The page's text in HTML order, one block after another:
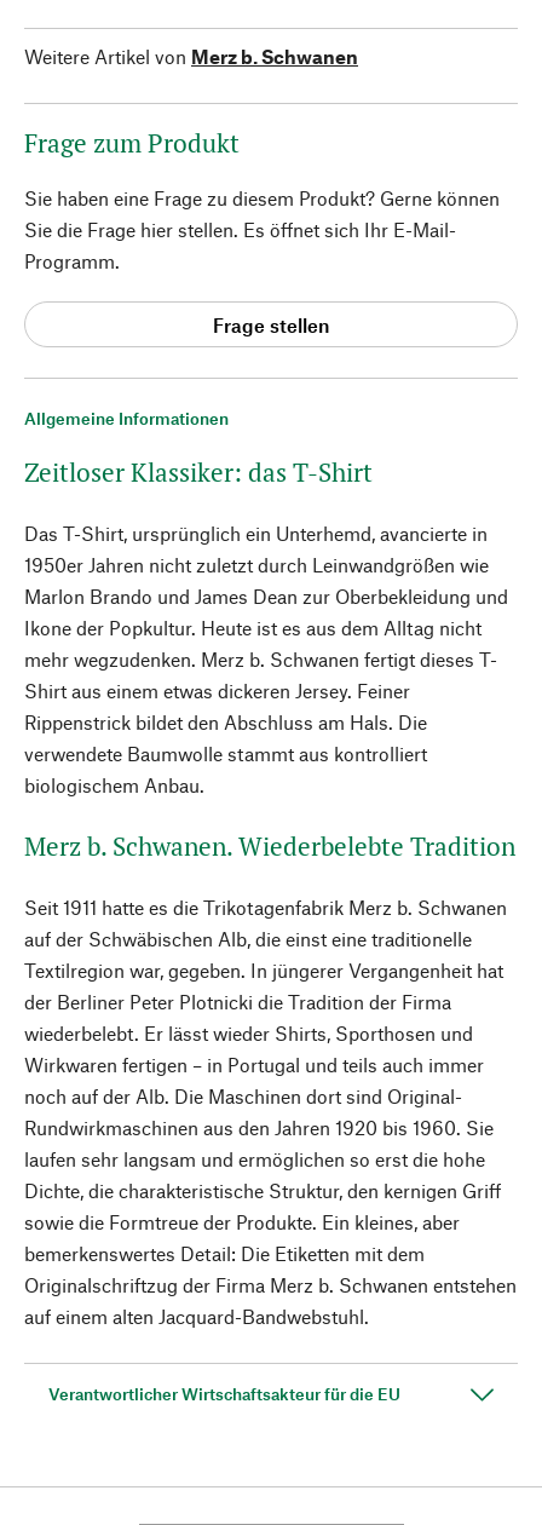
Allgemeine Informationen
Zeitloser Klassiker: das T-Shirt
Das T-Shirt, ursprünglich ein Unterhemd, avancierte in
1950er Jahren nicht zuletzt durch Leinwandgrößen wie
Marlon Brando und James Dean zur Oberbekleidung und
Ikone der Popkultur. Heute ist es aus dem Alltag nicht
mehr wegzudenken. Merz b. Schwanen fertigt dieses T-
Shirt aus einem etwas dickeren Jersey. Feiner
Rippenstrick bildet den Abschluss am Hals. Die
verwendete Baumwolle stammt aus kontrolliert
biologischem Anbau.
Merz b. Schwanen. Wiederbelebte Tradition
Seit 1911 hatte es die Trikotagenfabrik Merz b. Schwanen
auf der Schwäbischen Alb, die einst eine traditionelle
Textilregion war, gegeben. In jüngerer Vergangenheit hat
der Berliner Peter Plotnicki die Tradition der Firma
wiederbelebt. Er lässt wieder Shirts, Sporthosen und
Wirkwaren fertigen – in Portugal und teils auch immer
noch auf der Alb. Die Maschinen dort sind Original-
Rundwirkmaschinen aus den Jahren 1920 bis 1960. Sie
laufen sehr langsam und ermöglichen so erst die hohe
Dichte, die charakteristische Struktur, den kernigen Griff
sowie die Formtreue der Produkte. Ein kleines, aber
bemerkenswertes Detail: Die Etiketten mit dem
Originalschriftzug der Firma Merz b. Schwanen entstehen
auf einem alten Jacquard-Bandwebstuhl.
Verantwortlicher Wirtschaftsakteur für die EU
Weitere Artikel von Merz b. Schwanen
Frage zum Produkt
Sie haben eine Frage zu diesem Produkt? Gerne können
Sie die Frage hier stellen. Es öffnet sich Ihr E-Mail-
Programm.
Frage stellen